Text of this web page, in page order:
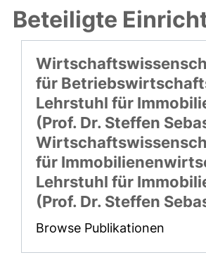
Beteiligte
für
Lehrstuhl für
(Prof. Dr. Steffen
für
Lehrstuhl für
(Prof. Dr. Steffen
Browse Publikationen